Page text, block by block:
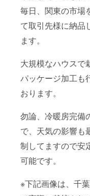
毎日、関東の市場
て取引先様に納品
ます。
大規模なハウスで
パッケージ加工も
おります。
勿論、冷暖房完備
で、天気の影響も
制してますので安
可能です。
※下記画像は、千